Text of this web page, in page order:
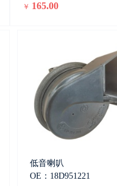
￥ 165.00
低音喇叭
OE：18D951221